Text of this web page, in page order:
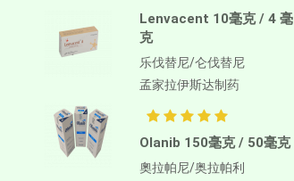
阿那曲唑
Anlotinib
Anti-Human thymocyte
Immunoglobulin [rabbit]
Antithymocyte Globulin-
equine
Lenvacent 10毫克 / 4 毫
克
乐伐替尼/仑伐替尼
孟家拉伊斯达制药
Olanib 150毫克 / 50毫克
奧拉帕尼/奥拉帕利